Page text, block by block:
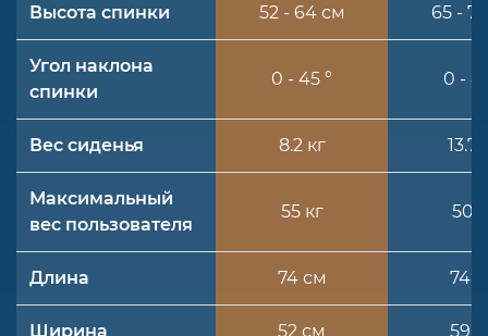
Высота спинки 52 - 64 см 65 -
Угол наклона
спинки
0 - 45 ° 0 -
Вес сиденья 8.2 кг 13.7
Максимальный
вес пользователя
55 кг 50
Длина 74 см 74
Ширина 52 см 59